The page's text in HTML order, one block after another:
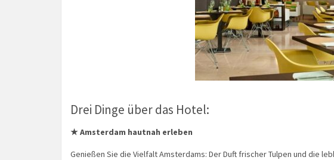
Drei Dinge über das Hotel:
★ Amsterdam hautnah erleben
Genießen Sie die Vielfalt Amsterdams: Der Duft frischer Tulpen und die